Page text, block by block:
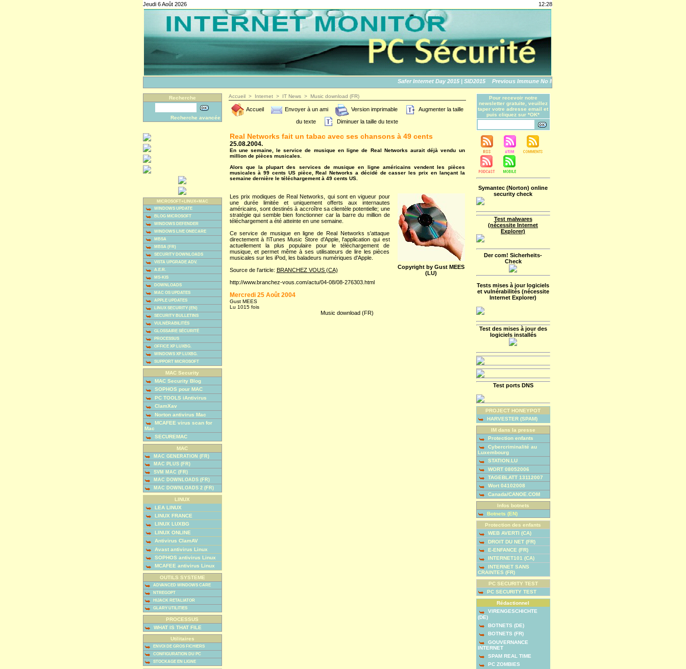
Jeudi 6 Août 2026 12:28
Safer Internet Day 2015 | SID2015 Previous Immune No More: An Apple Story
Recherche
Recherche avancée
MICROSOFT+LINUX+MAC
WINDOWS UPDATE
BLOG MICROSOFT
WINDOWS DEFENDER
WINDOWS LIVE ONECARE
MBSA
MBSA (FR)
SECURITY DOWNLOADS
VISTA UPGRADE ADV.
A.E.R.
MS-KIS
DOWNLOADS
MAC OS UPDATES
APPLE UPDATES
LINUX SECURITY (EN)
SECURITY BULLETINS
VULNÉRABILITÉS
GLOSSAIRE SÉCURITÉ
PROCESSUS
OFFICE XP LUXBG.
WINDOWS XP LUXBG.
SUPPORT MICROSOFT
MAC Security
MAC Security Blog
SOPHOS pour MAC
PC TOOLS iAntivirus
ClamXav
Norton antivirus Mac
MCAFEE virus scan for
Mac
SECUREMAC
MAC
MAC GENERATION (FR)
MAC PLUS (FR)
SVM MAC (FR)
MAC DOWNLOADS (FR)
MAC DOWNLOADS 2 (FR)
LINUX
LEA LINUX
LINUX FRANCE
LINUX LUXBG
LINUX ONLINE
Antivirus ClamAV
Avast antivirus Linux
SOPHOS antivirus Linux
MCAFEE antivirus Linux
OUTILS SYSTEME
ADVANCED WINDOWS CARE
NTREGOPT
HIJACK RETALIATOR
GLARY UTILITIES
PROCESSUS
WHAT IS THAT FILE
Utilitaires
ENVOI DE GROS FICHIERS
CONFIGURATION DU PC
STOCKAGE EN LIGNE
Accueil > Internet > IT News > Music download (FR)
Accueil Envoyer à un ami Version imprimable
Augmenter la taille
du texte
Diminuer la taille du texte
Real Networks fait un tabac avec ses chansons à 49 cents
25.08.2004.
En une semaine, le service de musique en ligne de Real Networks aurait déjà vendu un
million de pièces musicales.
Alors que la plupart des services de musique en ligne américains vendent les pièces
musicales à 99 cents US pièce, Real Networks a décidé de casser les prix en lançant la
semaine dernière le téléchargement à 49 cents US.
Copyright by Gust MEES
(LU)
Les prix modiques de Real Networks, qui sont en vigueur pour
une durée limitée et uniquement offerts aux internautes
américains, sont destinés à accroître sa clientèle potentielle; une
stratégie qui semble bien fonctionner car la barre du million de
téléchargement a été atteinte en une semaine.
Ce service de musique en ligne de Real Networks s'attaque
directement à l'iTunes Music Store d'Apple, l'application qui est
actuellement la plus populaire pour le téléchargement de
musique, et permet même à ses utilisateurs de lire les pièces
musicales sur les iPod, les baladeurs numériques d'Apple.
Source de l'article: BRANCHEZ VOUS (CA)
http://www.branchez-vous.com/actu/04-08/08-276303.html
Mercredi 25 Août 2004
Gust MEES
Lu 1015 fois
Music download (FR)
Pour recevoir notre
newsletter gratuite, veuillez
taper votre adresse email et
puis cliquez sur *OK*
Symantec (Norton) online
security check
Test malwares
(nécessite Internet
Explorer)
Der com! Sicherheits-
Check
Tests mises à jour logiciels
et vulnérabilités (nécessite
Internet Explorer)
Test des mises à jour des
logiciels installés
Test ports DNS
PROJECT HONEYPOT
HARVESTER (SPAM)
IM dans la presse
Protection enfants
Cybercriminalité au
Luxembourg
STATION.LU
WORT 08052006
TAGEBLATT 13112007
Wort 04102008
Canada/CANOE.COM
Infos botnets
Botnets (EN)
Protection des enfants
WEB AVERTI (CA)
DROIT DU NET (FR)
E-ENFANCE (FR)
INTERNET101 (CA)
INTERNET SANS
CRAINTES (FR)
PC SECURITY TEST
PC SECURITY TEST
Rédactionnel
VIRENGESCHICHTE
(DE)
BOTNETS (DE)
BOTNETS (FR)
GOUVERNANCE
INTERNET
SPAM REAL TIME
PC ZOMBIES